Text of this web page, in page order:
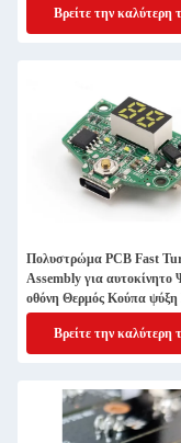
Κλειδί παράθυρο αριστερό
μπροστινό κύριο κουμπί
Βρείτε την καλύτερη
Πολυστρώμα PCB Fast
Assembly για αυτοκίνητο
οθόνη Θερμός Κούπα
Κέντρο ελέγχου ψυγείου
αυτοκινήτου
Βρείτε την καλύτερη